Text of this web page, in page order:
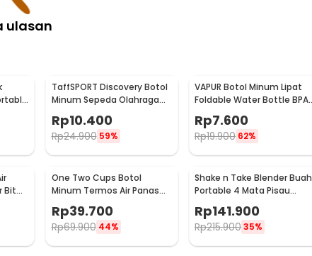
ulasan
5
TaffSPORT Discovery Botol
Minum Sepeda Olahraga
HDPE Dust Cover 650ml -
3026
Rp10.400
Rp24.900 59%
VAPUR Botol Minum Lipat
Foldable Water Bottle BPA
Free Karabiner 500ml - V5
Rp7.600
Rp19.900 62%
Bit
-
One Two Cups Botol
Minum Termos Air Panas
Dingin Stainless Steel
260ml - AQW575
Rp39.700
Rp69.900 44%
Shake n Take Blender Buah
Portable 4 Mata Pisau
500ml - VT-04
Rp141.900
Rp215.90035%